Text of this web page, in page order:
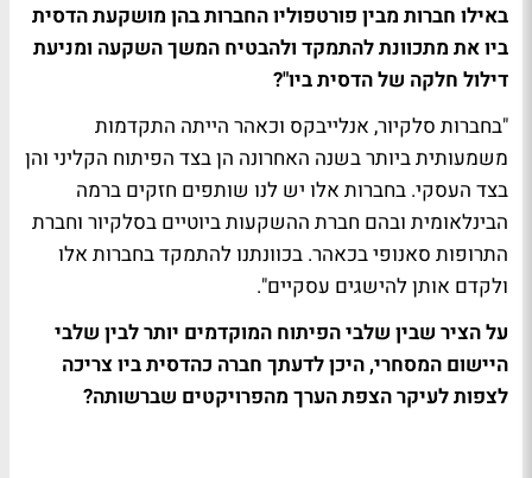
באילו חברות מבין פורטפוליו החברות בהן מושקעת הדסית
ביו את מתכוונת להתמקד ולהבטיח המשך השקעה ומניעת
דילול חלקה של הדסית ביו"?
"בחברות סלקיור, אנלייבקס וכאהר הייתה התקדמות
משמעותית ביותר בשנה האחרונה הן בצד הפיתוח הקליני והן
בצד העסקי. בחברות אלו יש לנו שותפים חזקים ברמה
הבינלאומית ובהם חברת ההשקעות ביוטיים בסלקיור וחברת
התרופות סאנופי בכאהר. בכוונתנו להתמקד בחברות אלו
ולקדם אותן להישגים עסקיים".
על הציר שבין שלבי הפיתוח המוקדמים יותר לבין שלבי
היישום המסחרי, היכן לדעתך חברה כהדסית ביו צריכה
לצפות לעיקר הצפת הערך מהפרויקטים שברשותה?